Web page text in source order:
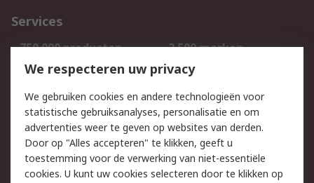
Services
750.000 producten
2.500 merken
Bestellen
Inkoopoplossingen
Track & Trace
Wettelijk
Cookiebeleid
Email veiligheid
We respecteren uw privacy
We gebruiken cookies en andere technologieën voor
statistische gebruiksanalyses, personalisatie en om
advertenties weer te geven op websites van derden.
Door op "Alles accepteren" te klikken, geeft u
toestemming voor de verwerking van niet-essentiële
cookies. U kunt uw cookies selecteren door te klikken op